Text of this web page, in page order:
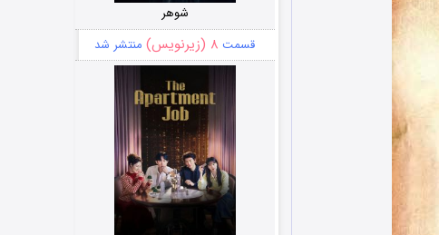
شوهر
قسمت ۸ (زیرنویس) منتشر شد